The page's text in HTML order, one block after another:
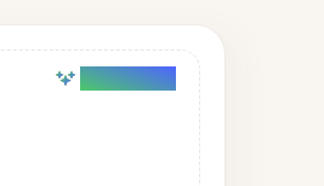
AI powered